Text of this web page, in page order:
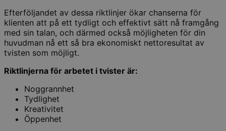
Efterföljandet av dessa riktlinjer ökar chanserna för
klienten att på ett tydligt och effektivt sätt nå framgång
med sin talan, och därmed också möjligheten för din
huvudman nå ett så bra ekonomiskt nettoresultat av
tvisten som möjligt.
Riktlinjerna för arbetet i tvister är:
Noggrannhet
Tydlighet
Kreativitet
Öppenhet